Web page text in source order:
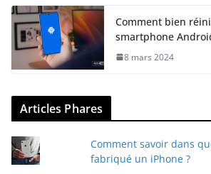
Comment bien
smartphone
8 mars 2024
Articles Phares
Comment savoir dans
fabriqué un iPhone ?